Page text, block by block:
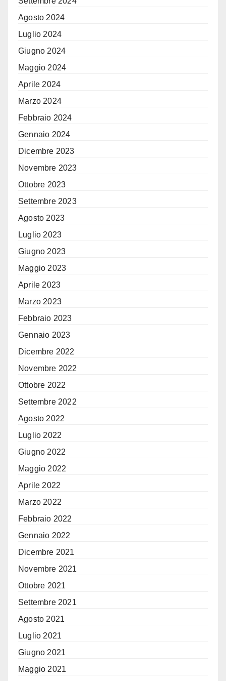
Agosto 2024
Luglio 2024
Giugno 2024
Maggio 2024
Aprile 2024
Marzo 2024
Febbraio 2024
Gennaio 2024
Dicembre 2023
Novembre 2023
Ottobre 2023
Settembre 2023
Agosto 2023
Luglio 2023
Giugno 2023
Maggio 2023
Aprile 2023
Marzo 2023
Febbraio 2023
Gennaio 2023
Dicembre 2022
Novembre 2022
Ottobre 2022
Settembre 2022
Agosto 2022
Luglio 2022
Giugno 2022
Maggio 2022
Aprile 2022
Marzo 2022
Febbraio 2022
Gennaio 2022
Dicembre 2021
Novembre 2021
Ottobre 2021
Settembre 2021
Agosto 2021
Luglio 2021
Giugno 2021
Maggio 2021